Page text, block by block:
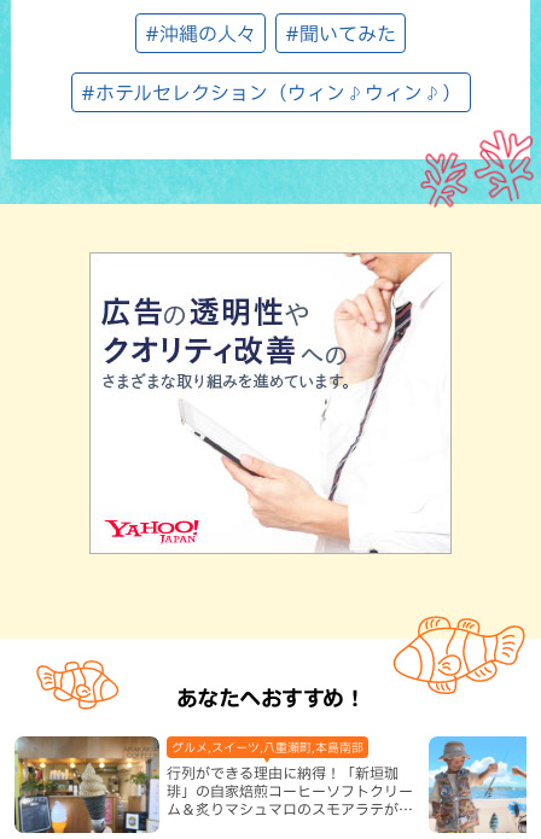
#沖縄の人々 #聞いてみた
#ホテルセレクション（ウィン♪ウィン♪）
あなたへおすすめ！
行列ができる理由に納得！「新垣珈
琲」の自家焙煎コーヒーソフトクリー
ム＆炙りマシュマロのスモアラテが絶
グルメ,スイーツ,八重瀬町,本島南部